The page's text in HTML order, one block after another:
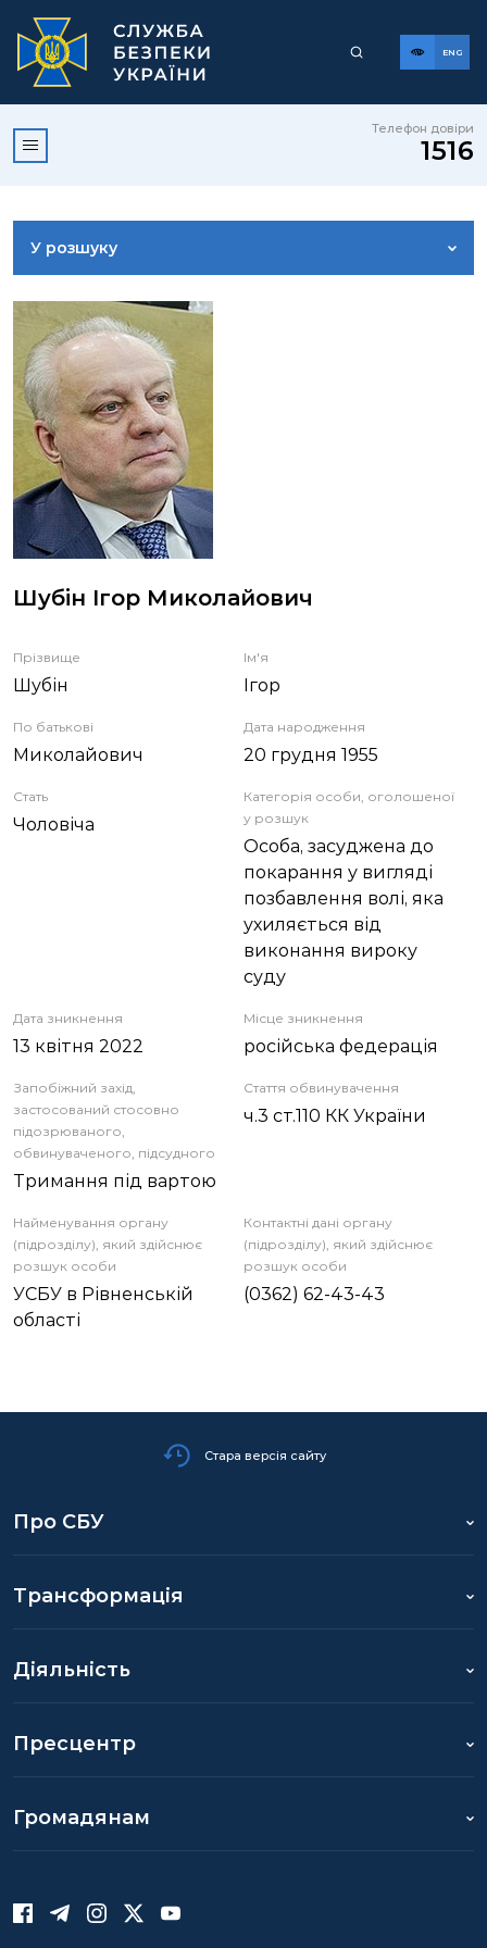
ENG
Телефон довіри
1516
У розшуку
ДОСТУП ДО ПУБЛІЧНОЇ ІНФОРМАЦІЇ
ЗВЕРНЕННЯ ГРОМАДЯН
КОРИСНА ІНФОРМАЦІЯ
ЗВІТИ
НОРМАТИВНО-ПРАВОВА БАЗА
ЛІЦЕНЗУВАННЯ
ПОВІСТКИ
Шубін Ігор Миколайович
Прізвище
Шубін
Ім'я
Ігор
По батькові
Миколайович
Дата народження
20 грудня 1955
Стать
Чоловіча
Категорія особи, оголошеної
у розшук
Особа, засуджена до
покарання у вигляді
позбавлення волі, яка
ухиляється від
виконання вироку
суду
Дата зникнення
13 квітня 2022
Місце зникнення
російська федерація
Запобіжний захід,
застосований стосовно
підозрюваного,
обвинуваченого, підсудного
Тримання під вартою
Стаття обвинувачення
ч.3 ст.110 КК України
Найменування органу
(підрозділу), який здійснює
розшук особи
УСБУ в Рівненській
області
Контактні дані органу
(підрозділу), який здійснює
розшук особи
(0362) 62-43-43
Стара версія сайту
Про СБУ
Трансформація
Діяльність
Пресцентр
Громадянам